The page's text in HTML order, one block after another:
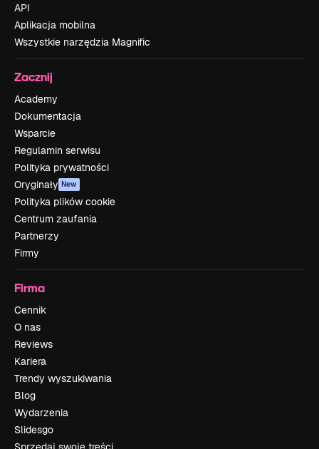
API
Aplikacja mobilna
Wszystkie narzędzia Magnific
Zacznij
Academy
Dokumentacja
Wsparcie
Regulamin serwisu
Polityka prywatności
Oryginały New
Polityka plików cookie
Centrum zaufania
Partnerzy
Firmy
Firma
Cennik
O nas
Reviews
Kariera
Trendy wyszukiwania
Blog
Wydarzenia
Slidesgo